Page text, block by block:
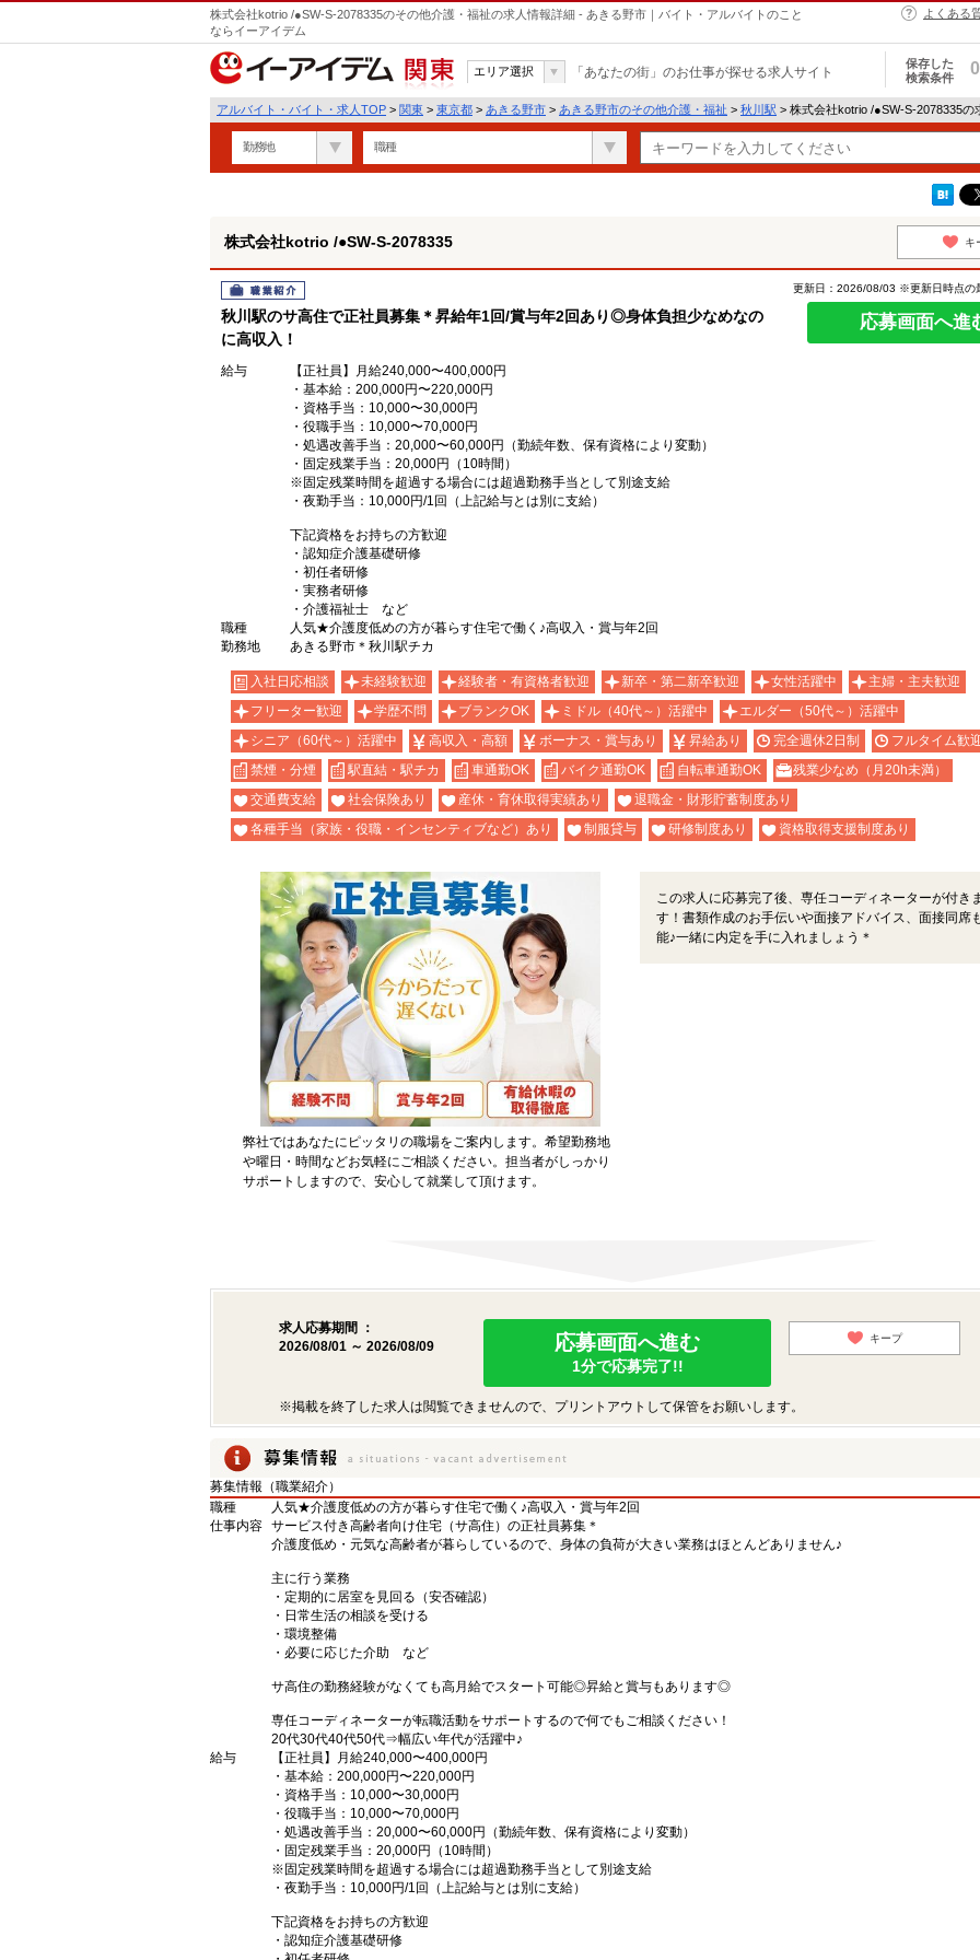
株式会社kotrio /●SW-S-2078335のその他介護・福祉の求人情報詳細 - あきる野市｜バイト・アルバイトのこと
ならイーアイデム
よくある
関東
エリア選択 「あなたの街」のお仕事が探せる求人サイト
保存した
検索条件
0
アルバイト・バイト・求人TOP > 関東 > 東京都 > あきる野市 > あきる野市のその他介護・福祉 > 秋川駅 > 株式会社kotrio /●SW-S-2078335の
勤務地 職種
株式会社kotrio /●SW-S-2078335 キ
職業紹介
秋川駅のサ高住で正社員募集＊昇給年1回/賞与年2回あり◎身体負担少なめなの
に高収入！
更新日：2026/08/03 ※更新日時点の
応募画面へ進
給与
【正社員】月給240,000〜400,000円
・基本給：200,000円〜220,000円
・資格手当：10,000〜30,000円
・役職手当：10,000〜70,000円
・処遇改善手当：20,000〜60,000円（勤続年数、保有資格により変動）
・固定残業手当：20,000円（10時間）
※固定残業時間を超過する場合には超過勤務手当として別途支給
・夜勤手当：10,000円/1回（上記給与とは別に支給）
下記資格をお持ちの方歓迎
・認知症介護基礎研修
・初任者研修
・実務者研修
・介護福祉士 など
職種
人気★介護度低めの方が暮らす住宅で働く♪高収入・賞与年2回
勤務地
あきる野市＊秋川駅チカ
入社日応相談 未経験歓迎 経験者・有資格者歓迎 新卒・第二新卒歓迎 女性活躍中
主婦・主夫歓迎
フリーター歓迎
学歴不問 ブランクOK ミドル（40代～）活躍中
エルダー（50代～）活躍中
シニア（60代～）活躍中
高収入・高額 ボーナス・賞与あり 昇給あり 完全週休2日制
フルタイム歓
禁煙・分煙
駅直結・駅チカ 車通勤OK バイク通勤OK 自転車通勤OK
残業少なめ（月20h未満）
交通費支給
社会保険あり 産休・育休取得実績あり
退職金・財形貯蓄制度あり
各種手当（家族・役職・インセンティブなど）あり
制服貸与 研修制度あり 資格取得支援制度あり
弊社ではあなたにピッタリの職場をご案内します。希望勤務地
や曜日・時間などお気軽にご相談ください。担当者がしっかり
サポートしますので、安心して就業して頂けます。
この求人に応募完了後、専任コーディネーターが付きま
す！書類作成のお手伝いや面接アドバイス、面接同席
能♪一緒に内定を手に入れましょう＊
求人応募期間 ：
2026/08/01 ～ 2026/08/09
応募画面へ進む
1分で応募完了!!
キープ
※掲載を終了した求人は閲覧できませんので、プリントアウトして保管をお願いします。
募集情報（職業紹介）
職種
人気★介護度低めの方が暮らす住宅で働く♪高収入・賞与年2回
仕事内容 サービス付き高齢者向け住宅（サ高住）の正社員募集＊
介護度低め・元気な高齢者が暮らしているので、身体の負荷が大きい業務はほとんどありません♪
主に行う業務
・定期的に居室を見回る（安否確認）
・日常生活の相談を受ける
・環境整備
・必要に応じた介助 など
サ高住の勤務経験がなくても高月給でスタート可能◎昇給と賞与もあります◎
専任コーディネーターが転職活動をサポートするので何でもご相談ください！
20代30代40代50代⇒幅広い年代が活躍中♪
給与
【正社員】月給240,000〜400,000円
・基本給：200,000円〜220,000円
・資格手当：10,000〜30,000円
・役職手当：10,000〜70,000円
・処遇改善手当：20,000〜60,000円（勤続年数、保有資格により変動）
・固定残業手当：20,000円（10時間）
※固定残業時間を超過する場合には超過勤務手当として別途支給
・夜勤手当：10,000円/1回（上記給与とは別に支給）
下記資格をお持ちの方歓迎
・認知症介護基礎研修